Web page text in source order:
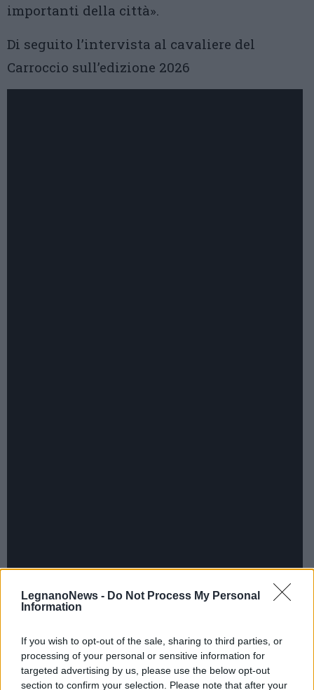
LegnanoNews - Do Not Process My Personal
Information
If you wish to opt-out of the sale, sharing to third parties, or
processing of your personal or sensitive information for
targeted advertising by us, please use the below opt-out
section to confirm your selection. Please note that after your
importanti della città».
Di seguito l’intervista al cavaliere del
Carroccio sull’edizione 2026